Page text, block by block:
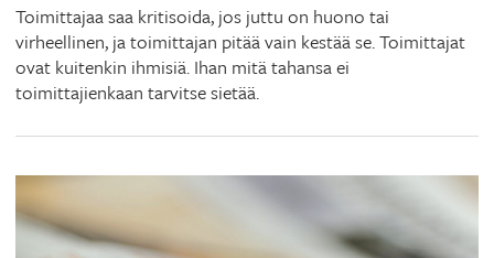
Toimittajaa saa kritisoida, jos juttu on huono tai
virheellinen, ja toimittajan pitää vain kestää se. Toimittajat
ovat kuitenkin ihmisiä. Ihan mitä tahansa ei
toimittajienkaan tarvitse sietää.